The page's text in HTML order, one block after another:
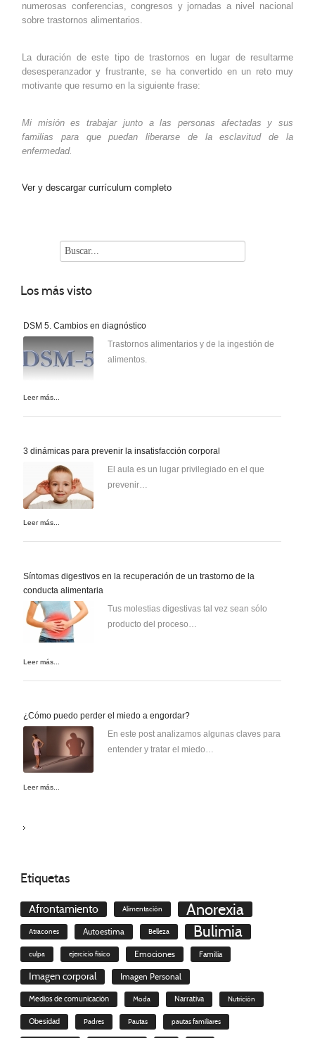
numerosas conferencias, congresos y jornadas a nivel nacional
sobre trastornos alimentarios.
La duración de este tipo de trastornos en lugar de resultarme
desesperanzador y frustrante, se ha convertido en un reto muy
motivante que resumo en la siguiente frase:
Mi misión es trabajar junto a las personas afectadas y sus
familias para que puedan liberarse de la esclavitud de la
enfermedad.
Ver y descargar currículum completo
Los más visto
DSM 5. Cambios en diagnóstico
Trastornos alimentarios y de la ingestión de
alimentos.
Leer más...
3 dinámicas para prevenir la insatisfacción corporal
El aula es un lugar privilegiado en el que
prevenir…
Leer más...
Síntomas digestivos en la recuperación de un trastorno de la
conducta alimentaria
Tus molestias digestivas tal vez sean sólo
producto del proceso…
Leer más...
¿Cómo puedo perder el miedo a engordar?
En este post analizamos algunas claves para
entender y tratar el miedo…
Leer más...
Etiquetas
Afrontamiento Alimentación Anorexia
Atracones Autoestima Belleza Bulimia
culpa ejercicio físico Emociones Familia
Imagen corporal Imagen Personal
Medios de comunicación Moda Narrativa Nutrición
Obesidad Padres Pautas pautas familiares